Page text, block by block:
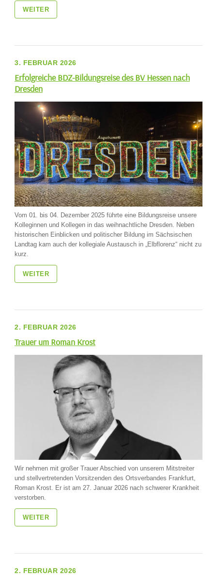
WEITER
3. FEBRUAR 2026
Erfolgreiche BDZ-Bildungsreise des BV Hessen nach
Dresden
Vom 01. bis 04. Dezember 2025 führte eine Bildungsreise unsere
Kolleginnen und Kollegen in das weihnachtliche Dresden. Neben
historischen Einblicken und politischer Bildung im Sächsischen
Landtag kam auch der kollegiale Austausch in „Elbflorenz“ nicht zu
kurz.
WEITER
2. FEBRUAR 2026
Trauer um Roman Krost
Wir nehmen mit großer Trauer Abschied von unserem Mitstreiter
und stellvertretenden Vorsitzenden des Ortsverbandes Frankfurt,
Roman Krost. Er ist am 27. Januar 2026 nach schwerer Krankheit
verstorben.
WEITER
2. FEBRUAR 2026